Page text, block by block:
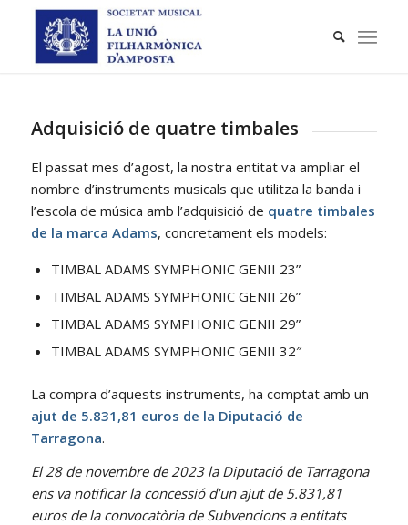
Adquisició de quatre timbales
El passat mes d’agost, la nostra entitat va ampliar el
nombre d’instruments musicals que utilitza la banda i
l’escola de música amb l’adquisició de quatre timbales
de la marca Adams, concretament els models:
TIMBAL ADAMS SYMPHONIC GENII 23”
TIMBAL ADAMS SYMPHONIC GENII 26”
TIMBAL ADAMS SYMPHONIC GENII 29”
TIMBAL ADAMS SYMPHONIC GENII 32″
La compra d’aquests instruments, ha comptat amb un
ajut de 5.831,81 euros de la Diputació de
Tarragona.
El 28 de novembre de 2023 la Diputació de Tarragona
ens va notificar la concessió d’un ajut de 5.831,81
euros de la convocatòria de Subvencions a entitats